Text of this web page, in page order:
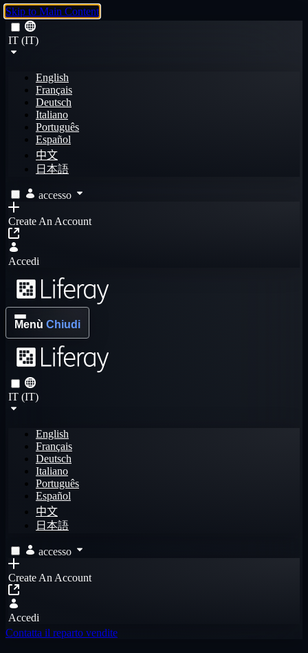
Skip to Main Content
IT (IT)
English
Français
Deutsch
Italiano
Português
Español
中文
日本語
accesso
Create An Account
Accedi
Menù Chiudi
IT (IT)
English
Français
Deutsch
Italiano
Português
Español
中文
日本語
accesso
Create An Account
Accedi
Contatta il reparto vendite